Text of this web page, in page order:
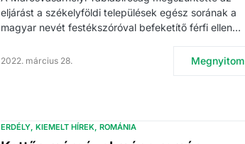
eljárást a székelyföldi települések egész sorának a
magyar nevét festékszóróval befeketítő férfi ellen…
2022. március 28. Megnyitom
ERDÉLY KIEMELT HÍREK ROMÁNIA